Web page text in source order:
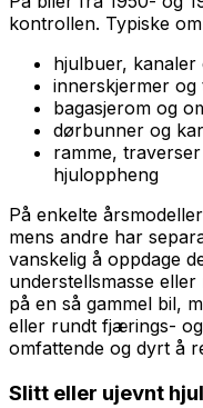
kontrollen. Typiske
hjulbuer, kanaler
innerskjermer og
bagasjerom og
dørbunner og
ramme,
hjuloppheng
På enkelte
mens andre har
vanskelig å oppdage
understellsmasse
på en så gammel bil,
eller rundt fjærings-
omfattende og dyrt å
Slitt eller ujevnt